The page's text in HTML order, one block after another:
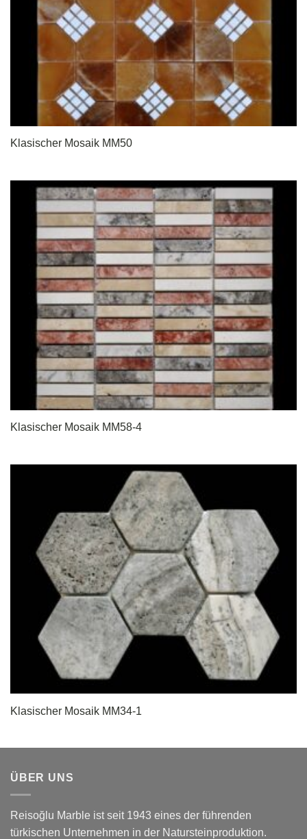
Klasischer Mosaik MM50
Klasischer Mosaik MM58-4
Klasischer Mosaik MM34-1
ÜBER UNS
Reisoğlu Marble ist seit 1943 eines der führenden
türkischen Unternehmen in der Natursteinproduktion.